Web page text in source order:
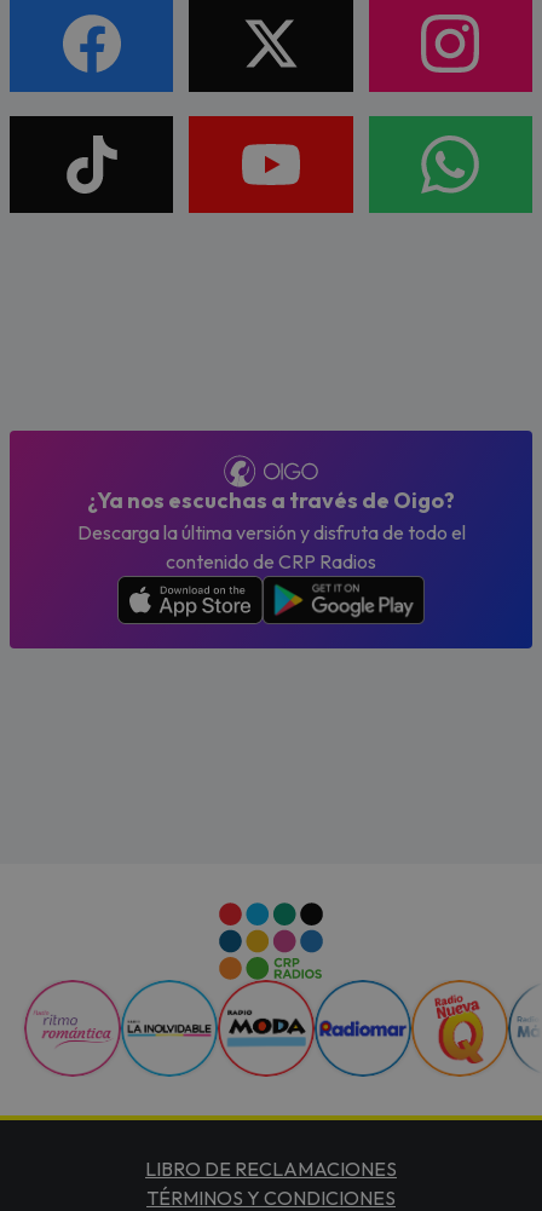
¿Ya nos escuchas a través de Oigo?
Descarga la última versión y disfruta de todo el
contenido de CRP Radios
LIBRO DE RECLAMACIONES
TÉRMINOS Y CONDICIONES